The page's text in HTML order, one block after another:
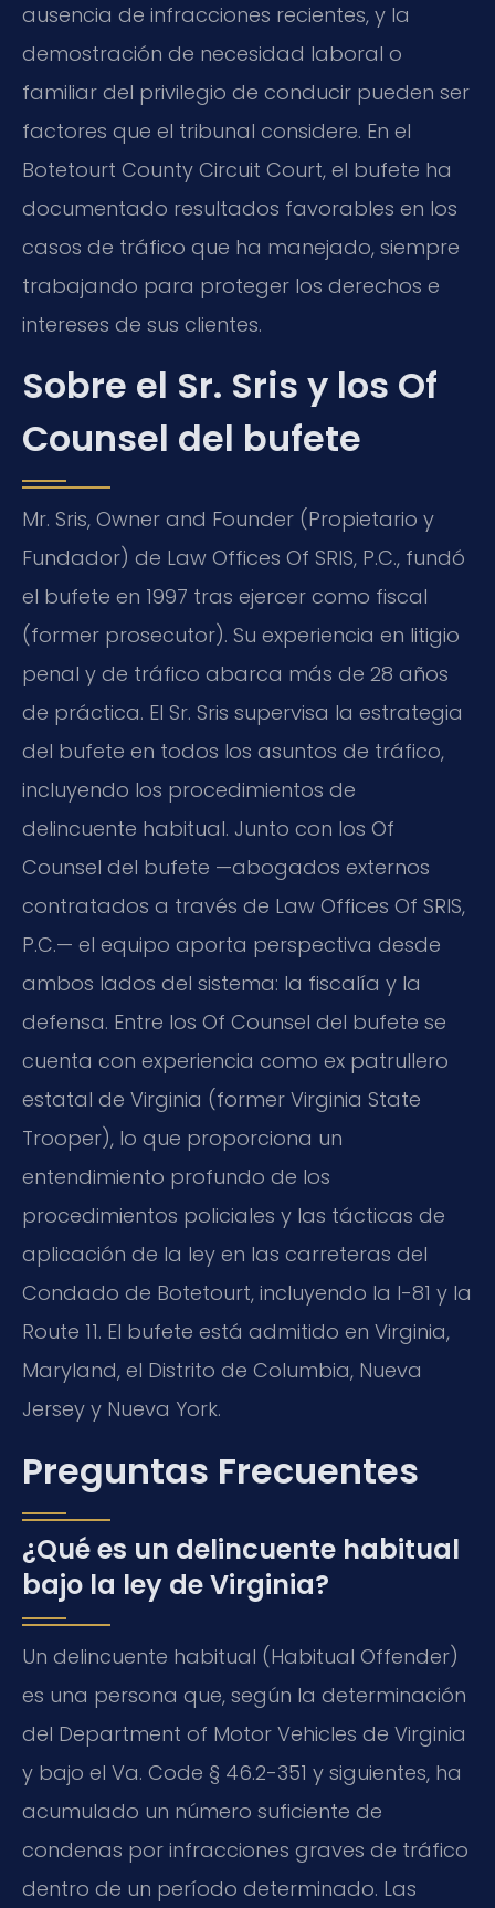
ausencia de infracciones recientes, y la
demostración de necesidad laboral o
familiar del privilegio de conducir pueden ser
factores que el tribunal considere. En el
Botetourt County Circuit Court, el bufete ha
documentado resultados favorables en los
casos de tráfico que ha manejado, siempre
trabajando para proteger los derechos e
intereses de sus clientes.
Sobre el Sr. Sris y los Of
Counsel del bufete
Mr. Sris, Owner and Founder (Propietario y
Fundador) de Law Offices Of SRIS, P.C., fundó
el bufete en 1997 tras ejercer como fiscal
(former prosecutor). Su experiencia en litigio
penal y de tráfico abarca más de 28 años
de práctica. El Sr. Sris supervisa la estrategia
del bufete en todos los asuntos de tráfico,
incluyendo los procedimientos de
delincuente habitual. Junto con los Of
Counsel del bufete —abogados externos
contratados a través de Law Offices Of SRIS,
P.C.— el equipo aporta perspectiva desde
ambos lados del sistema: la fiscalía y la
defensa. Entre los Of Counsel del bufete se
cuenta con experiencia como ex patrullero
estatal de Virginia (former Virginia State
Trooper), lo que proporciona un
entendimiento profundo de los
procedimientos policiales y las tácticas de
aplicación de la ley en las carreteras del
Condado de Botetourt, incluyendo la I-81 y la
Route 11. El bufete está admitido en Virginia,
Maryland, el Distrito de Columbia, Nueva
Jersey y Nueva York.
Preguntas Frecuentes
¿Qué es un delincuente habitual
bajo la ley de Virginia?
Un delincuente habitual (Habitual Offender)
es una persona que, según la determinación
del Department of Motor Vehicles de Virginia
y bajo el Va. Code § 46.2-351 y siguientes, ha
acumulado un número suficiente de
condenas por infracciones graves de tráfico
dentro de un período determinado. Las